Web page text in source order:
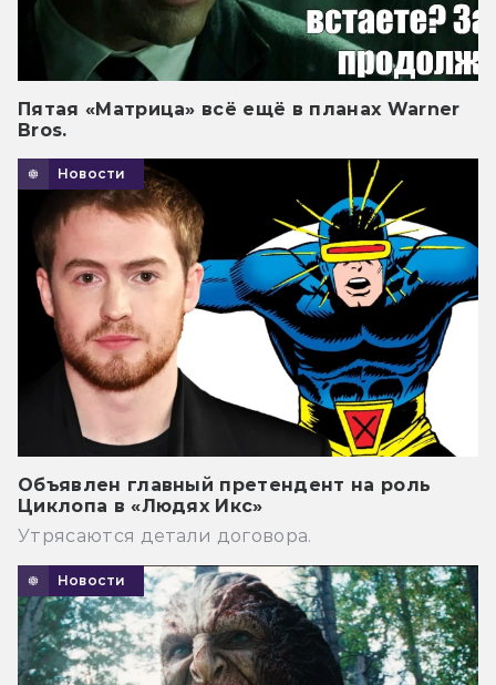
Пятая «Матрица» всё ещё в планах Warner
Bros.
Новости
Объявлен главный претендент на роль
Циклопа в «Людях Икс»
Утрясаются детали договора.
Новости